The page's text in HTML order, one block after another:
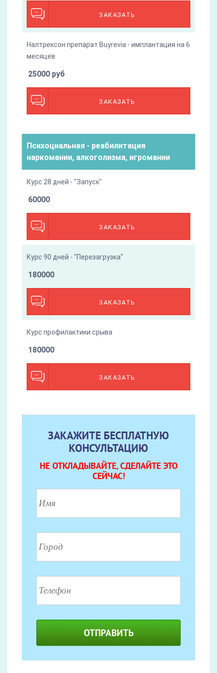
ЗАКАЗАТЬ
Налтрексон препарат Buyrevia - имплантация на 6
месяцев
ЗАКАЗАТЬ
25000 руб
Психоциальная - реабилитация
наркомании, алкоголизма, игромании
Курс 28 дней - "Запуск"
ЗАКАЗАТЬ
60000
Курс 90 дней - "Перезагрузка"
ЗАКАЗАТЬ
180000
Курс профилактики срыва
ЗАКАЗАТЬ
180000
ЗАКАЖИТЕ БЕСПЛАТНУЮ
КОНСУЛЬТАЦИЮ
НЕ ОТКЛАДЫВАЙТЕ, СДЕЛАЙТЕ ЭТО
СЕЙЧАС!
ОТПРАВИТЬ